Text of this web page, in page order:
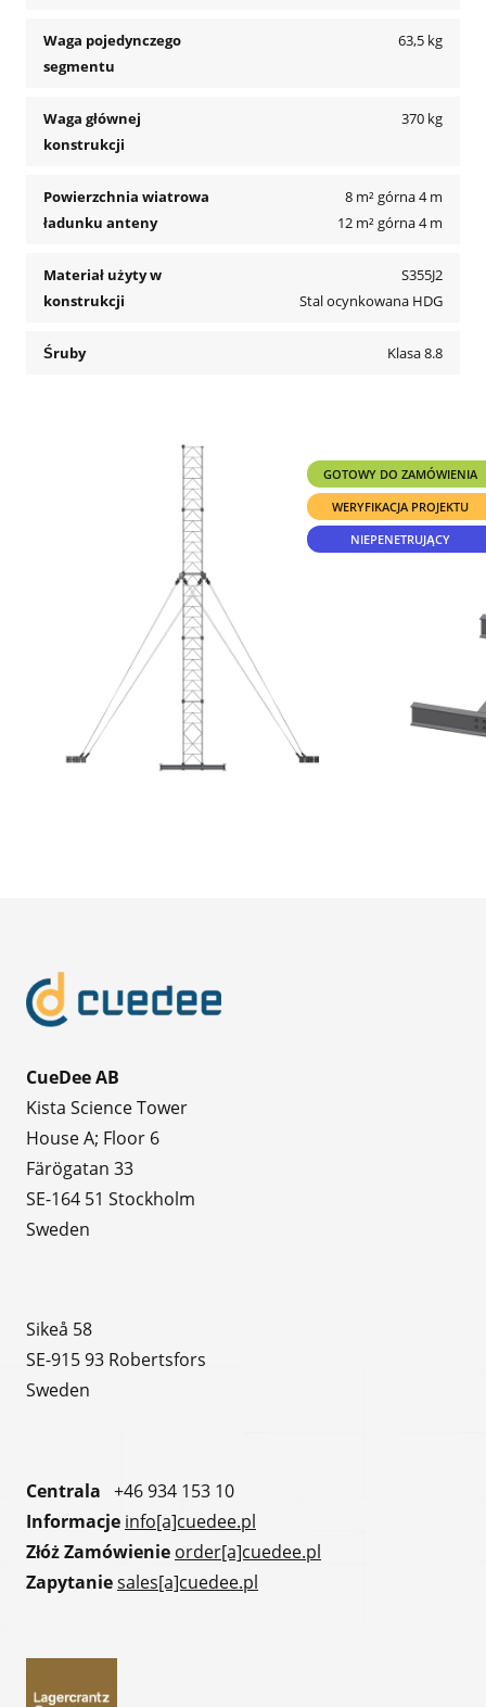
Waga pojedynczego
segmentu
63,5 kg
Waga głównej
konstrukcji
370 kg
Powierzchnia wiatrowa
ładunku anteny
8 m² górna 4 m
12 m² górna 4 m
Materiał użyty w
konstrukcji
S355J2
Stal ocynkowana HDG
Śruby Klasa 8.8
GOTOWY DO ZAMÓWIENIA
WERYFIKACJA PROJEKTU
NIEPENETRUJĄCY
CueDee AB
Kista Science Tower
House A; Floor 6
Färögatan 33
SE-164 51 Stockholm
Sweden
Sikeå 58
SE-915 93 Robertsfors
Sweden
Centrala +46 934 153 10
Informacje info[a]cuedee.pl
Złóż Zamówienie order[a]cuedee.pl
Zapytaniesales[a]cuedee.pl